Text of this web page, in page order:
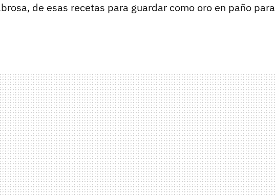
de esas recetas para guardar como oro en paño para